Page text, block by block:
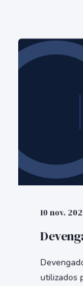
10 nov.
utilizados